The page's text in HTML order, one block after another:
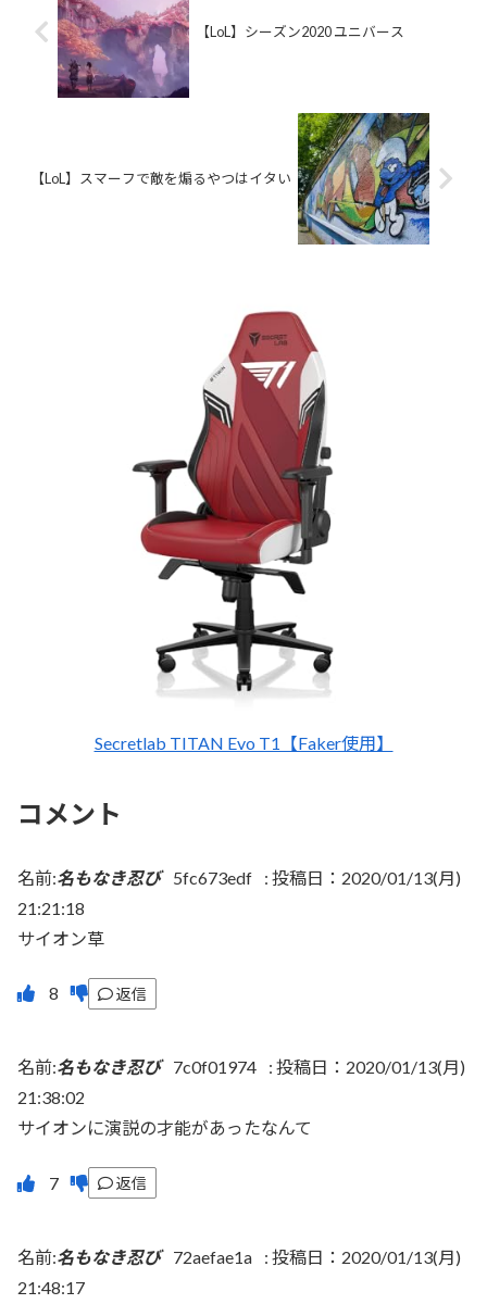
【LoL】シーズン2020 ユニバース
【LoL】スマーフで敵を煽るやつはイタい
Secretlab TITAN Evo T1【Faker使用】
コメント
名前:名もなき忍び 5fc673edf : 投稿日：2020/01/13(月)
21:21:18
サイオン草
返信
名前:名もなき忍び 7c0f01974 : 投稿日：2020/01/13(月)
21:38:02
サイオンに演説の才能があったなんて
返信
名前:名もなき忍び 72aefae1a : 投稿日：2020/01/13(月)
21:48:17